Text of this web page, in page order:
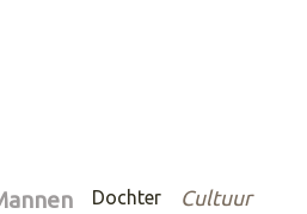
Dochter
Cultuur